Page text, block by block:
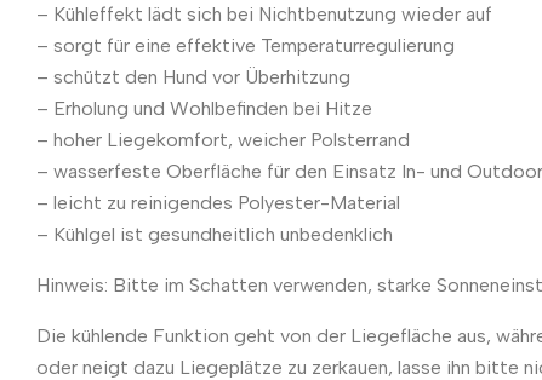
– Kühleffekt lädt sich bei Nichtbenutzung wieder auf
– sorgt für eine effektive Temperaturregulierung
– schützt den Hund vor Überhitzung
– Erholung und Wohlbefinden bei Hitze
– hoher Liegekomfort, weicher Polsterrand
– wasserfeste Oberfläche für den Einsatz In- und Outdoor
– leicht zu reinigendes Polyester-Material
– Kühlgel ist gesundheitlich unbedenklich
Hinweis: Bitte im Schatten verwenden, starke
Die kühlende Funktion geht von der Liegefläche aus,
oder neigt dazu Liegeplätze zu zerkauen, lasse ihn bitte